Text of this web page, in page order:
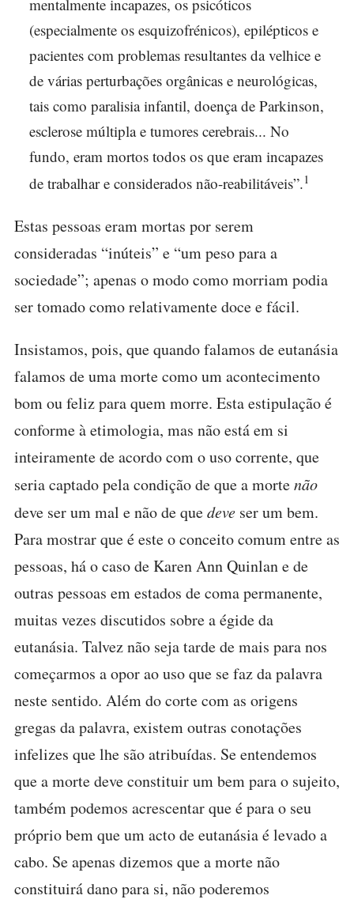
mentalmente incapazes, os psicóticos
(especialmente os esquizofrénicos), epilépticos e
pacientes com problemas resultantes da velhice e
de várias perturbações orgânicas e neurológicas,
tais como paralisia infantil, doença de Parkinson,
esclerose múltipla e tumores cerebrais... No
fundo, eram mortos todos os que eram incapazes
de trabalhar e considerados não-reabilitáveis”.1
Estas pessoas eram mortas por serem
consideradas “inúteis” e “um peso para a
sociedade”; apenas o modo como morriam podia
ser tomado como relativamente doce e fácil.
Insistamos, pois, que quando falamos de eutanásia
falamos de uma morte como um acontecimento
bom ou feliz para quem morre. Esta estipulação é
conforme à etimologia, mas não está em si
inteiramente de acordo com o uso corrente, que
seria captado pela condição de que a mortenão
deve ser um mal e não de quedeve ser um bem.
Para mostrar que é este o conceito comum entre as
pessoas, há o caso de Karen Ann Quinlan e de
outras pessoas em estados de coma permanente,
muitas vezes discutidos sobre a égide da
eutanásia. Talvez não seja tarde de mais para nos
começarmos a opor ao uso que se faz da palavra
neste sentido. Além do corte com as origens
gregas da palavra, existem outras conotações
infelizes que lhe são atribuídas. Se entendemos
que a morte deve constituir um bem para o sujeito,
também podemos acrescentar que é para o seu
próprio bem que um acto de eutanásia é levado a
cabo. Se apenas dizemos que a morte não
constituirá dano para si, não poderemos